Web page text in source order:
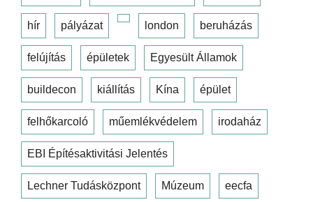
hír pályázat london beruházás
felújítás épületek Egyesült Államok
buildecon kiállítás Kína épület
felhőkarcoló műemlékvédelem irodaház
EBI Építésaktivitási Jelentés
Lechner Tudásközpont Múzeum eecfa